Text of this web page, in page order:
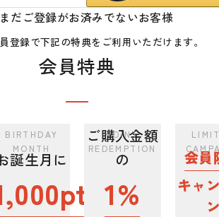
まだご登録がお済みでないお客様
登録で下記の特典をご利用いただけます。
会員特典
誕生月に
ご購入金額
の
1%
会員
キャ
ン